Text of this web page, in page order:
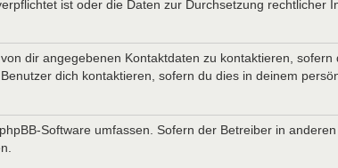
ist oder die Daten zur Durchsetzung rechtlicher
dir angegebenen Kontaktdaten zu kontaktieren,
dich kontaktieren, sofern du dies in deinem
Software umfassen. Sofern der Betreiber in